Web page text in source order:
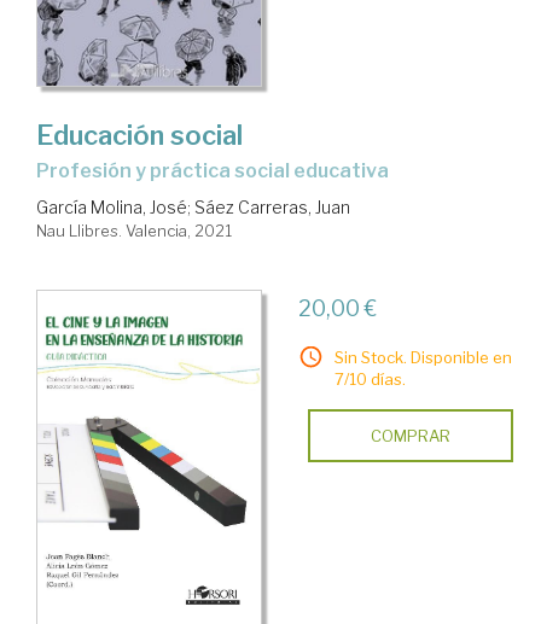
Educación social
profesión y práctica social educativa
García Molina, José; Sáez Carreras, Juan
Nau Llibres. Valencia, 2021
20,00 €
Sin Stock. Disponible en
7/10 días.
COMPRAR